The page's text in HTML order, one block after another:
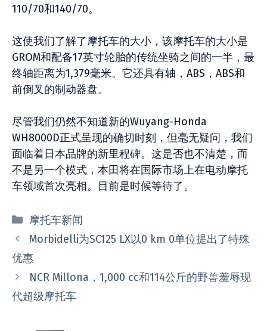
110/70和140/70。
这使我们了解了摩托车的大小，该摩托车的大小是
GROM和配备17英寸轮胎的传统坐骑之间的一半，最
终轴距离为1,379毫米。它还具有轴，ABS，ABS和
前倒叉的制动器盘。
尽管我们仍然不知道新的Wuyang-Honda
WH8000D正式呈现的确切时刻，但毫无疑问，我们
面临着日本品牌的新里程碑。这是否也不清楚，而
不是另一个模式，本田将在国际市场上在电动摩托
车领域首次亮相。目前是时候等待了。
分
类
摩托车新闻
Morbidelli为SC125 LX以0 km 0单位提出了特殊
优惠
NCR Millona，1,000 cc和114公斤的野兽羞辱现
代超级摩托车